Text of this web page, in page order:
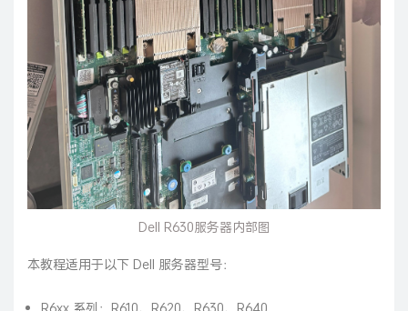
Dell R630服务器内部图
本教程适用于以下 Dell 服务器型号：